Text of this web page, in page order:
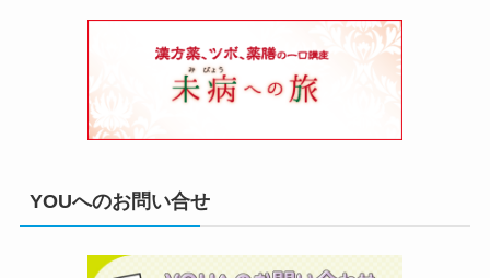
YOUへのお問い合せ